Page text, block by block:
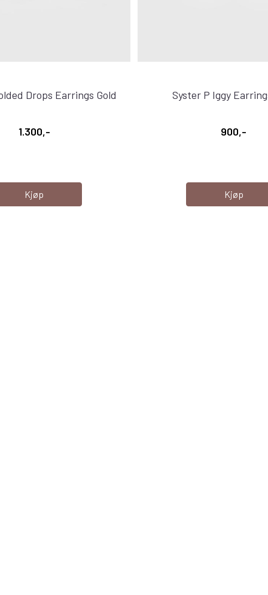
Drops Earrings Gold
1.300,-
Kjøp
Syster P Iggy
900,-
Kjøp